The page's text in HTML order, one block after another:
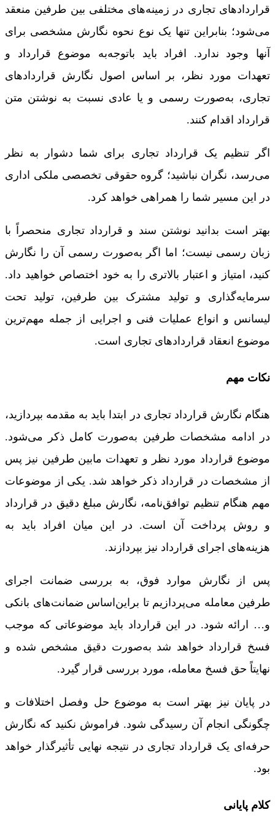
قراردادهای تجاری در زمینه‌های مختلفی بین طرفین منعقد
می‌شود؛ بنابراین تنها یک نوع نحوه نگارش مشخصی برای
آنها وجود ندارد. افراد باید باتوجه‌به موضوع قرارداد و
تعهدات مورد نظر، بر اساس اصول نگارش قراردادهای
تجاری، به‌صورت رسمی و یا عادی نسبت به نوشتن متن
قرارداد اقدام کنند.
اگر تنظیم یک قرارداد تجاری برای شما دشوار به نظر
می‌رسد، نگران نباشید؛ گروه حقوقی تخصصی ملکی اداری
در این مسیر شما را همراهی خواهد کرد.
بهتر است بدانید نوشتن سند و قرارداد تجاری منحصراً با
زبان رسمی نیست؛ اما اگر به‌صورت رسمی آن را نگارش
کنید، امتیاز و اعتبار بالاتری را به خود اختصاص خواهید داد.
سرمایه‌گذاری و تولید مشترک بین طرفین، تولید تحت
لیسانس و انواع عملیات فنی و اجرایی از جمله مهم‌ترین
موضوع انعقاد قراردادهای تجاری است.
نکات مهم
هنگام نگارش قرارداد تجاری در ابتدا باید به مقدمه بپردازید،
در ادامه مشخصات طرفین به‌صورت کامل ذکر می‌شود.
موضوع قرارداد مورد نظر و تعهدات مابین طرفین نیز پس
از مشخصات در قرارداد ذکر خواهد شد. یکی از موضوعات
مهم هنگام تنظیم توافق‌نامه، نگارش مبلغ دقیق در قرارداد
و روش پرداخت آن است. در این میان افراد باید به
هزینه‌های اجرای قرارداد نیز بپردازند.
پس از نگارش موارد فوق، به بررسی ضمانت اجرای
طرفین معامله می‌پردازیم تا براین‌اساس ضمانت‌های بانکی
و… ارائه شود. در این قرارداد باید موضوعاتی که موجب
فسخ قرارداد خواهد شد به‌صورت دقیق مشخص شده و
نهایتاً حق فسخ معامله، مورد بررسی قرار گیرد.
در پایان نیز بهتر است به موضوع حل‌ وفصل اختلافات و
چگونگی انجام آن رسیدگی شود. فراموش نکنید که نگارش
حرفه‌ای یک قرارداد تجاری در نتیجه نهایی تأثیرگذار خواهد
بود.
کلام پایانی